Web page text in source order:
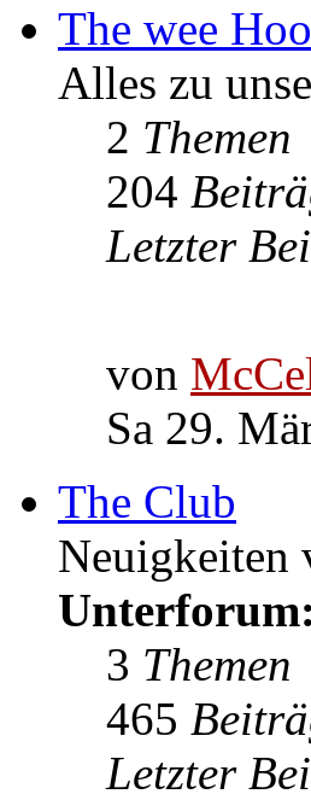
The wee
Alles zu
2 Themen
204
Letzter
von
Sa 29.
The Club
Neuigkeiten
Unterforum:
3 Themen
465
Letzter